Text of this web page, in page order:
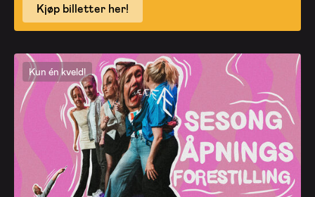
Kjøp billetter her!
Kun én kveld!